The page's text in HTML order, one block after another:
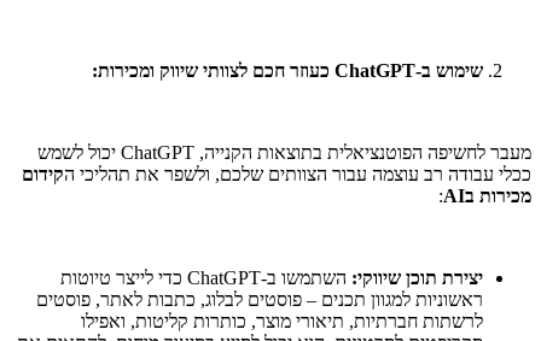
שימוש ב-ChatGPT כעוזר חכם לצוותי שיווק ומכירות:
מעבר לחשיפה הפוטנציאלית בתוצאות הקנייה, ChatGPT יכול לשמש
ככלי עבודה רב עוצמה עבור הצוותים שלכם, ולשפר את תהליכי הקידום
מכירות בAI
:
יצירת תוכן שיווקי:
השתמשו ב-ChatGPT כדי לייצר טיוטות
ראשוניות למגוון תכנים – פוסטים לבלוג, כתבות לאתר, פוסטים
לרשתות חברתיות, תיאורי מוצר, כותרות קליטות, ואפילו